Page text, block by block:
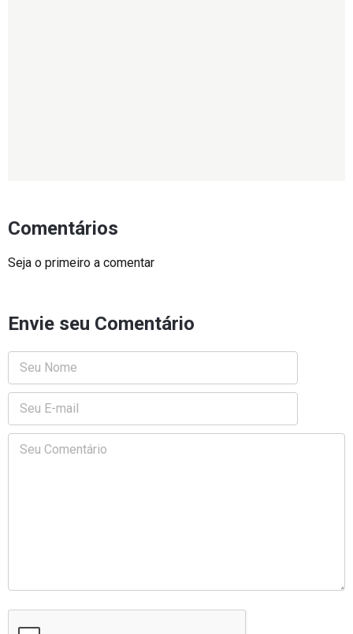
Comentários
Seja o primeiro a comentar
Envie seu Comentário